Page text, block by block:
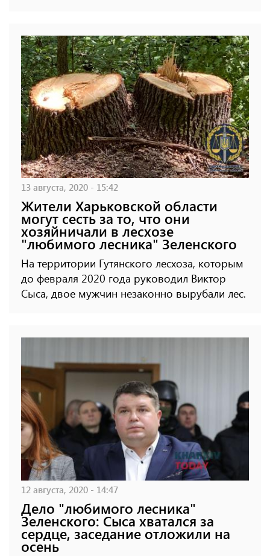
13 августа, 2020 - 15:42
Жители Харьковской области
могут сесть за то, что они
хозяйничали в лесхозе
"любимого лесника" Зеленского
На территории Гутянского лесхоза, которым
до февраля 2020 года руководил Виктор
Сыса, двое мужчин незаконно вырубали лес.
12 августа, 2020 - 14:47
Дело "любимого лесника"
Зеленского: Сыса хватался за
сердце, заседание отложили на
осень